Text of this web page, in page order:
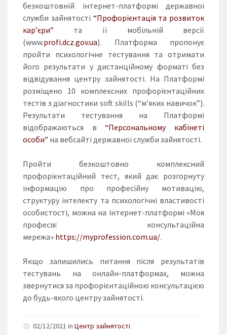
безкоштовній інтернет-платформі державної
служби зайнятості “Профорієнтація та розвиток
кар’єри” та її мобільній версії
(www.profi.dcz.gov.ua). Платформа пропонує
пройти психологічне тестування та отримати
його результати у дистанційному форматі без
відвідування центру зайнятості. На Платформі
розміщено 10 комплексних профорієнтаційних
тестів з діагностики soft skills (“м’яких навичок”).
Результати тестування на Платформі
відображаються в“Персональному кабінеті
особи” на вебсайті державної служби зайнятості.
Пройти безкоштовно комплексний
профорієнтаційний тест, який дає розгорнуту
інформацію про професійну мотивацію,
структуру інтелекту та психологічні властивості
особистості, можна на інтернет-платформі «Моя
професія: консультаційна
мережа» https://myprofession.com.ua/.
Якщо залишились питання після результатів
тестувань на онлайн-платформах, можна
звернутися за профорієнтаційною консультацією
до будь-якого центру зайнятості.
02/12/2021 in Центр зайнятості